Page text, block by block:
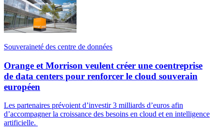
Souveraineté des centre de données
Orange et Morrison veulent créer une coentreprise
de data centers pour renforcer le cloud souverain
européen
Les partenaires prévoient d’investir 3 milliards d’euros afin
d’accompagner la croissance des besoins en cloud et en intelligence
artificielle.